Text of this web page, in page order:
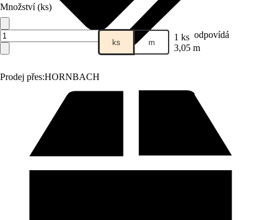
Prodej přes:HORNBACH
Množství (ks)
ks m 1 ks odpovídá
3,05 m